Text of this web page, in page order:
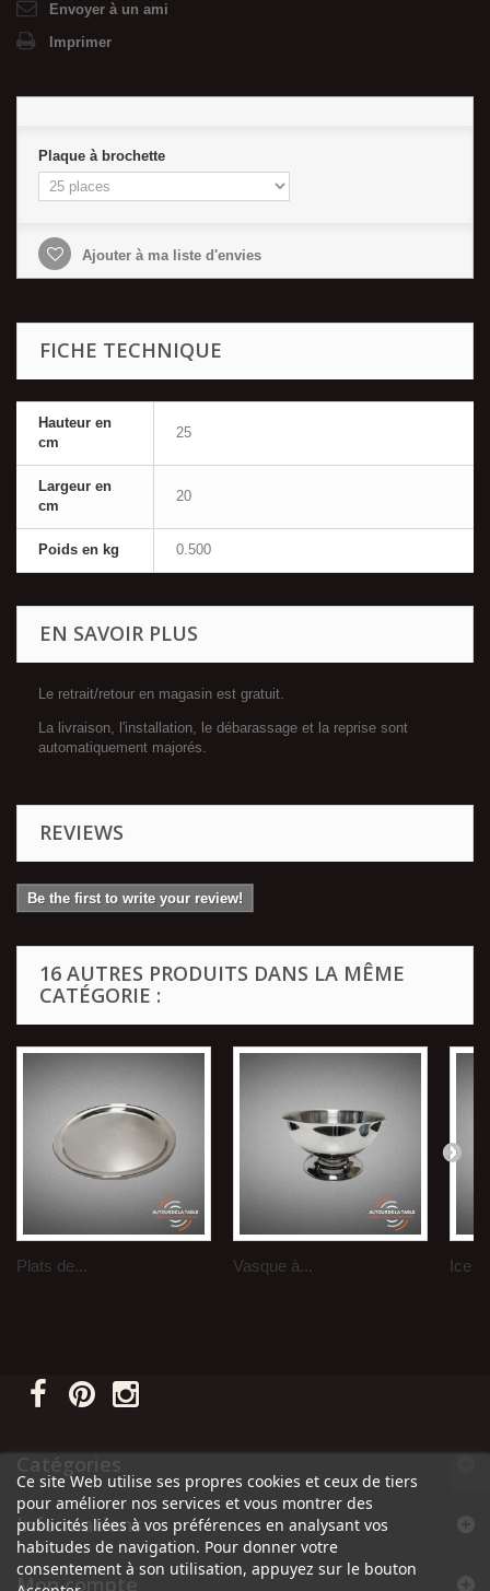
Ce site Web utilise ses propres cookies et ceux de tiers
pour améliorer nos services et vous montrer des
publicités liées à vos préférences en analysant vos
habitudes de navigation. Pour donner votre
consentement à son utilisation, appuyez sur le bouton
Envoyer à un ami
Imprimer
Plaque à brochette
Ajouter à ma liste d'envies
FICHE TECHNIQUE
Hauteur en
cm
25
Largeur en
cm
20
Poids en kg 0.500
EN SAVOIR PLUS
Le retrait/retour en magasin est gratuit.
La livraison, l'installation, le débarassage et la reprise sont
automatiquement majorés.
REVIEWS
Be the first to write your review!
16 AUTRES PRODUITS DANS LA MÊME
CATÉGORIE :
Plats de... Vasque à... Ice
Informations
Mon compte